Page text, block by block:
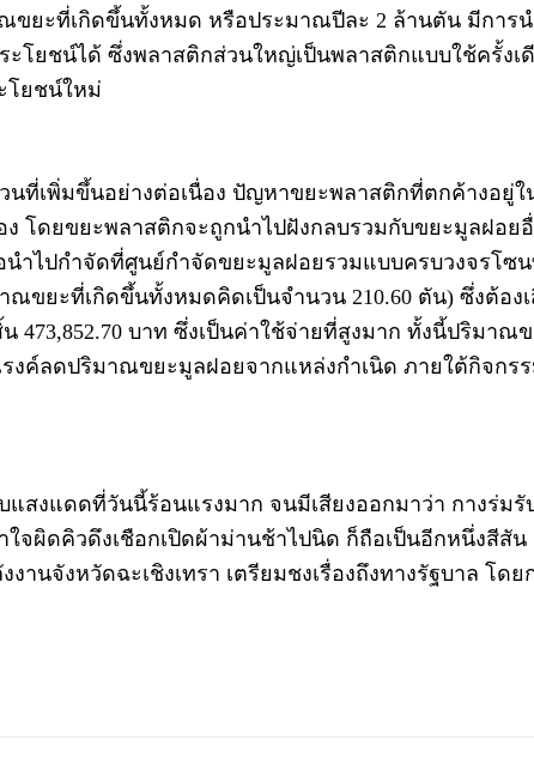
ยะที่เกิดขึ้นทั้งหมด หรือประมาณปีละ 2 ล้านตัน มีการ
ะโยชน์ได้ ซึ่งพลาสติกส่วนใหญ่เป็นพลาสติกแบบใช้ครั้ง
โยชน์ใหม่
ที่เพิ่มขึ้นอย่างต่อเนื่อง ปัญหาขยะพลาสติกที่ตกค้างอยู่
ง โดยขยะพลาสติกจะถูกนำไปฝังกลบรวมกับขยะมูลฝอ
ำไปกำจัดที่ศูนย์กำจัดขยะมูลฝอยรวมแบบครบวงจรโซ
ขยะที่เกิดขึ้นทั้งหมดคิดเป็นจำนวน 210.60 ตัน) ซึ่งต้อง
473,852.70 บาท ซึ่งเป็นค่าใช้จ่ายที่สูงมาก ทั้งนี้ปริมา
งค์ลดปริมาณขยะมูลฝอยจากแหล่งกำเนิด ภายใต้กิจก
สงแดดที่วันนี้ร้อนแรงมาก จนมีเสียงออกมาว่า กางร่ม
จผิดคิวดึงเชือกเปิดผ้าม่านช้าไปนิด ก็ถือเป็นอีกหนึ่งสี
นจังหวัดฉะเชิงเทรา เตรียมชงเรื่องถึงทางรัฐบาล โ